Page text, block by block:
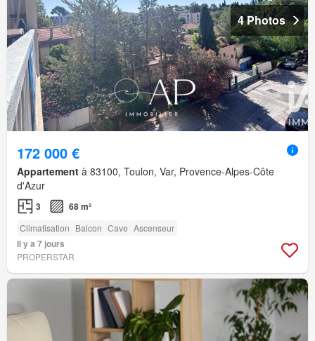
4 Photos
172 000 €
Appartement à 83100, Toulon, Var, Provence-Alpes-Côte
d'Azur
3 68 m²
Climatisation Balcon Cave Ascenseur
Il y a 7 jours
PROPERSTAR